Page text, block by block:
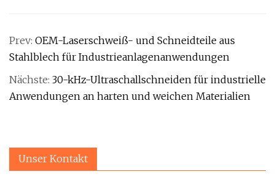
Prev: OEM-Laserschweiß- und Schneidteile aus
Stahlblech für Industrieanlagenanwendungen
Nächste: 30-kHz-Ultraschallschneiden für industrielle
Anwendungen an harten und weichen Materialien
Unser Kontakt